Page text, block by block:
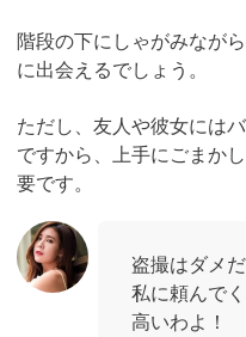
階段の下にしゃがみなが
に出会えるでしょう。
ただし、友人や彼女には
ですから、上手にごまか
要です。
盗撮はダメ
私に頼んで
高いわよ！